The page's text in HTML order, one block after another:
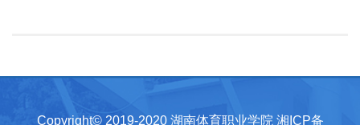
Copyright© 2019-2020 湖南体育职业学院 湘ICP备